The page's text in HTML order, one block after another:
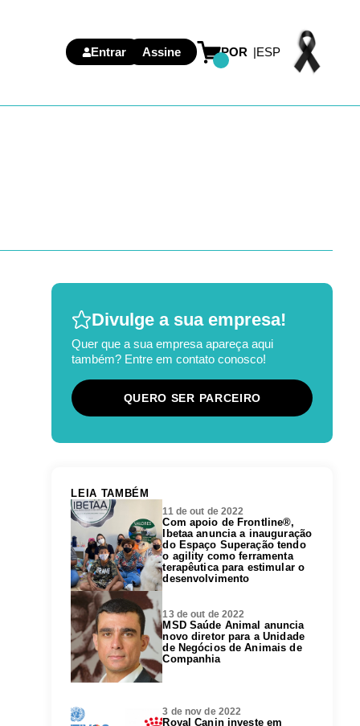
Entrar Assine POR ESP
Divulge a sua empresa!
Quer que a sua empresa apareça aqui
também? Entre em contato conosco!
QUERO SER PARCEIRO
LEIA TAMBÉM
11 de out de 2022
Com apoio de Frontline®,
Ibetaa anuncia a inauguração
do Espaço Superação tendo
o agility como ferramenta
terapêutica para estimular o
desenvolvimento
13 de out de 2022
MSD Saúde Animal anuncia
novo diretor para a Unidade
de Negócios de Animais de
Companhia
3 de nov de 2022
Royal Canin investe em